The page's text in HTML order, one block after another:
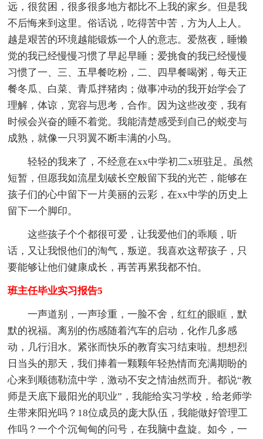
远，很贫困，很多很多地方都比不上我的家乡。但是我
不后悔来到这里。俗话说，吃得苦中苦，方为人上人。
越是艰苦的环境越能锻炼一个人的意志。爱熬夜，睡懒
觉的我已经慢慢习惯了早起早睡；爱挑食的我已经慢慢
习惯了一、三、五早餐吃粉，二、四早餐喝粥，每天正
餐冬瓜、白菜、青瓜拌猪肉；做事冲动的我开始学会了
理解，体谅，宽容与思考，合作。因为这些改变，我有
时候会兴奋的睡不着觉。我能清楚感受到自己的蜕变与
成熟，就像一只羽翼不断丰满的小鸟。
轻轻的我来了，不经意在xx中学初二x班驻足。虽然
短暂，但愿我如流星划破长空般留下我的光芒，能够在
孩子们的心中留下一片美丽的云彩，在xx中学的历史上
留下一个脚印。
这些孩子个个都很可爱，让我爱他们的乖顺，听
话，又让我恨他们的淘气，叛逆。我喜欢这帮孩子，只
要能够让他们健康成长，再苦再累我都不怕。
班主任毕业实习报告5
一声道别，一声珍重，一脸不舍，红红的眼眶，默
默的祝福。离别的伤感随着汽车的启动，化作几多感
动，几行泪水。紧张而快乐的教育实习结束啦。想想烈
日当头的那天，我们捧着一颗颗年轻热情而充满期盼的
心来到顺德勒流中学，激动不安之情油然而升。都说“教
师是天底下最阳光的职业”，我能给实习学校，给老师学
生带来阳光吗？18位成员的庞大队伍，我能做好管理工
作吗？一个个沉甸甸的问号，在我脑中盘旋。如今，一